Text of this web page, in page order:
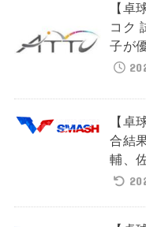
【卓
コク
子が
【卓
合結
輔、